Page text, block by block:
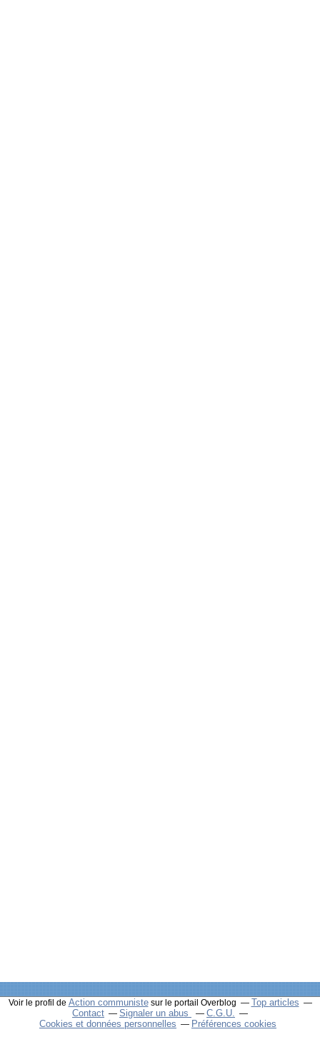
Voir le profil de Action communistesur le portail Overblog
Top articles
Contact
Signaler un abus
C.G.U.
Cookies et données personnelles
Préférences cookies